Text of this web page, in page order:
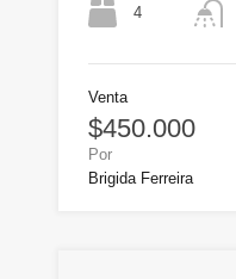
4
Venta
$450.000
Por
Brigida Ferreira